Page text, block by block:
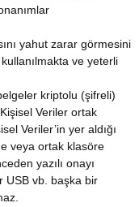
yahut zarar görmesini
ve yeterli
kriptolu (şifreli)
Veriler ortak
Veriler’in yer aldığı
veya ortak klasöre
yazılı onayı
USB vb. başka bir